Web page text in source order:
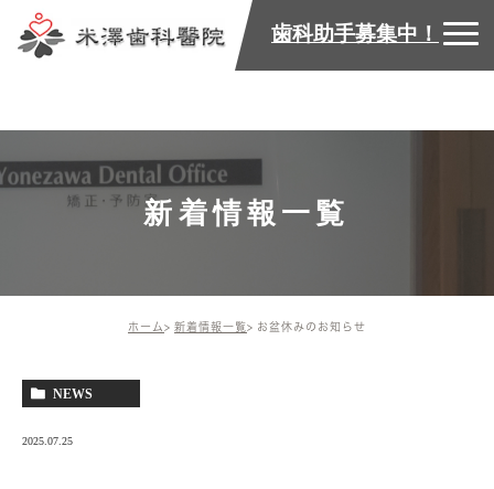
歯科助手募集中！
新着情報一覧
ホーム 新着情報一覧 お盆休みのお知らせ
NEWS
2025.07.25